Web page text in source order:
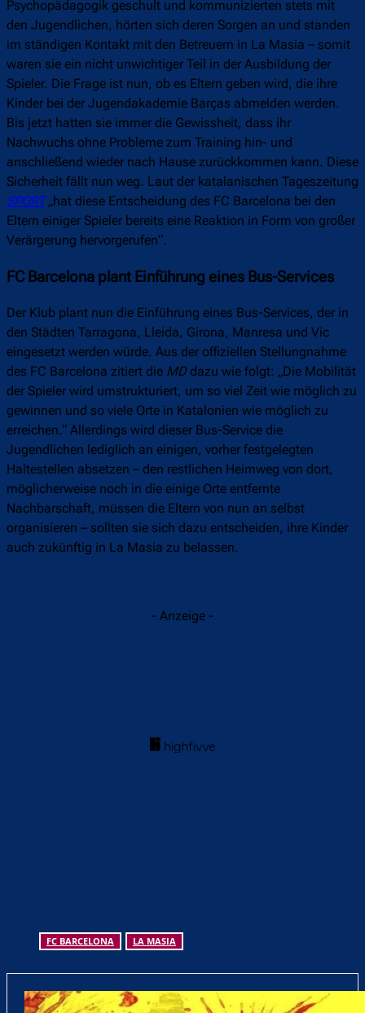
Psychopädagogik geschult und kommunizierten stets mit
den Jugendlichen, hörten sich deren Sorgen an und standen
im ständigen Kontakt mit den Betreuern in La Masia – somit
waren sie ein nicht unwichtiger Teil in der Ausbildung der
Spieler. Die Frage ist nun, ob es Eltern geben wird, die ihre
Kinder bei der Jugendakademie Barças abmelden werden.
Bis jetzt hatten sie immer die Gewissheit, dass ihr
Nachwuchs ohne Probleme zum Training hin- und
anschließend wieder nach Hause zurückkommen kann. Diese
Sicherheit fällt nun weg. Laut der katalanischen Tageszeitung
SPORT„hat diese Entscheidung des FC Barcelona bei den
Eltern einiger Spieler bereits eine Reaktion in Form von großer
Verärgerung hervorgerufen“.
FC Barcelona plant Einführung eines Bus-Services
Der Klub plant nun die Einführung eines Bus-Services, der in
den Städten Tarragona, Lleida, Girona, Manresa und Vic
eingesetzt werden würde. Aus der offiziellen Stellungnahme
des FC Barcelona zitiert die MDdazu wie folgt: „Die Mobilität
der Spieler wird umstrukturiert, um so viel Zeit wie möglich zu
gewinnen und so viele Orte in Katalonien wie möglich zu
erreichen.“ Allerdings wird dieser Bus-Service die
Jugendlichen lediglich an einigen, vorher festgelegten
Haltestellen absetzen – den restlichen Heimweg von dort,
möglicherweise noch in die einige Orte entfernte
Nachbarschaft, müssen die Eltern von nun an selbst
organisieren – sollten sie sich dazu entscheiden, ihre Kinder
auch zukünftig in La Masia zu belassen.
- Anzeige -
FC BARCELONA LA MASIA